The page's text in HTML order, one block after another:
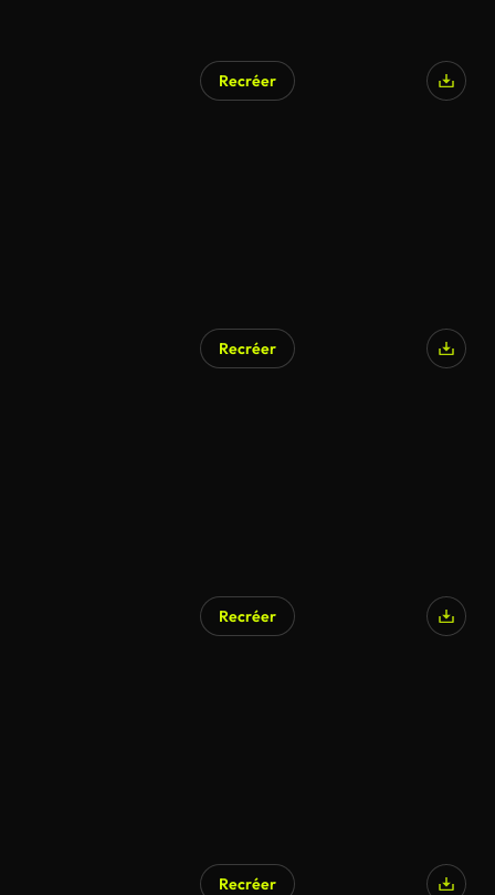
Recréer
Recréer
Recréer
Recréer